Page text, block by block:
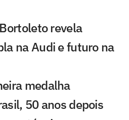
revela
na Audi e futuro na
medalha
50 anos depois